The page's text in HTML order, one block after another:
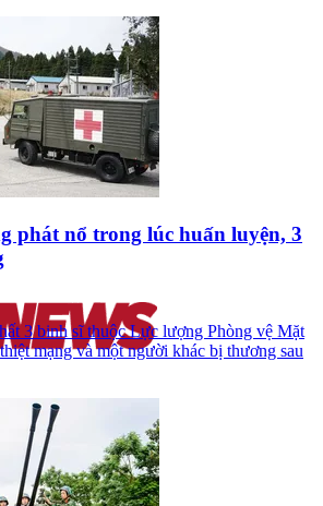
phát nổ trong lúc huấn luyện, 3
3 binh sĩ thuộc Lực lượng Phòng vệ Mặt
mạng và một người khác bị thương sau